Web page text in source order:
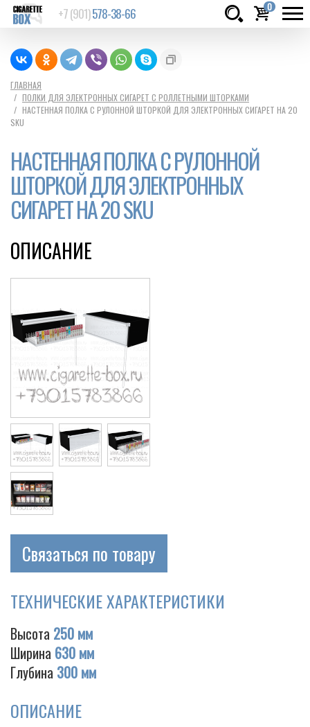
Cigarette
+7 (901)578-38-66 0
руб.
ГЛАВНАЯ
ПОЛКИ ДЛЯ ЭЛЕКТРОННЫХ СИГАРЕТ С РОЛЛЕТНЫМИ ШТОРКАМИ
НАСТЕННАЯ ПОЛКА С РУЛОННОЙ ШТОРКОЙ ДЛЯ ЭЛЕКТРОННЫХ СИГАРЕТ НА 20
SKU
НАСТЕННАЯ ПОЛКА С РУЛОННОЙ
ШТОРКОЙ ДЛЯ ЭЛЕКТРОННЫХ
СИГАРЕТ НА 20 SKU
ОПИСАНИЕ
Связаться по товару
ТЕХНИЧЕСКИЕ ХАРАКТЕРИСТИКИ
Высота 250 мм
Ширина 630 мм
Глубина 300 мм
ОПИСАНИЕ